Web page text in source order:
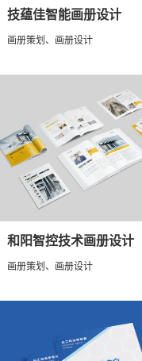
技蕴佳智能画册设计
画册策划、画册设计
和阳智控技术画册设计
画册策划、画册设计